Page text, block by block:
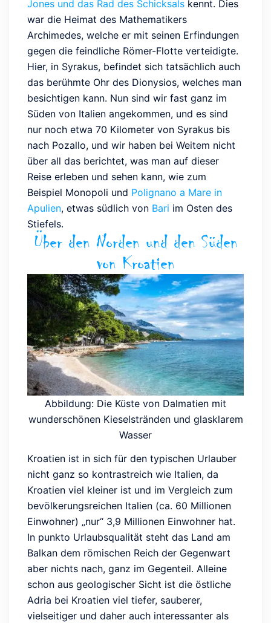
Jones und das Rad des Schicksals kennt. Dies
war die Heimat des Mathematikers
Archimedes, welche er mit seinen Erfindungen
gegen die feindliche Römer-Flotte verteidigte.
Hier, in Syrakus, befindet sich tatsächlich auch
das berühmte Ohr des Dionysios, welches man
besichtigen kann. Nun sind wir fast ganz im
Süden von Italien angekommen, und es sind
nur noch etwa 70 Kilometer von Syrakus bis
nach Pozallo, und wir haben bei Weitem nicht
über all das berichtet, was man auf dieser
Reise erleben und sehen kann, wie zum
Beispiel Monopoli und Polignano a Mare in
Apulien, etwas südlich von Bari im Osten des
Stiefels.
Über den Norden und den Süden
von Kroatien
Abbildung: Die Küste von Dalmatien mit
wunderschönen Kieselstränden und glasklarem
Wasser
Kroatien ist in sich für den typischen Urlauber
nicht ganz so kontrastreich wie Italien, da
Kroatien viel kleiner ist und im Vergleich zum
bevölkerungsreichen Italien (ca. 60 Millionen
Einwohner) „nur“ 3,9 Millionen Einwohner hat.
In punkto Urlaubsqualität steht das Land am
Balkan dem römischen Reich der Gegenwart
aber nichts nach, ganz im Gegenteil. Alleine
schon aus geologischer Sicht ist die östliche
Adria bei Kroatien viel tiefer, sauberer,
vielseitiger und daher auch interessanter als